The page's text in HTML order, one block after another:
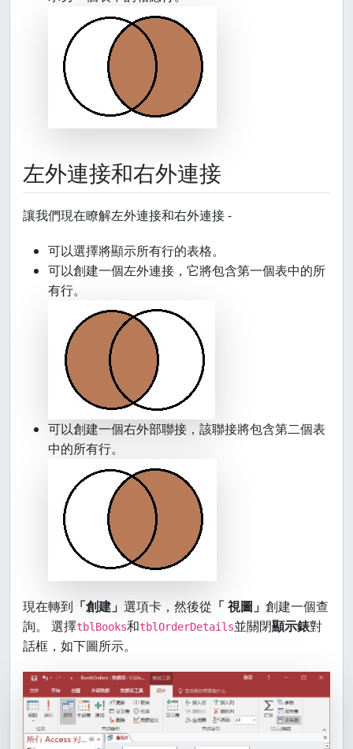
左外連接和右外連接
讓我們現在瞭解左外連接和右外連接 -
可以選擇將顯示所有行的表格。
可以創建一個左外連接，它將包含第一個表中的所
有行。
可以創建一個右外部聯接，該聯接將包含第二個表
中的所有行。
現在轉到 「創建」 選項卡，然後從 「 視圖」 創建一個查
詢。 選擇tblBooks和tblOrderDetails並關閉顯示錶對
話框，如下圖所示。